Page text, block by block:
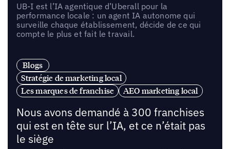
UB-I est l’IA agentique d’Uberall pour la
performance locale : un agent IA autonome qui
surveille chaque établissement, décide de ce qui
compte le plus et fait le travail.
Blogs
Stratégie de marketing local
Les marques de franchise
AEO marketing local
Nous avons demandé à 300 franchises
qui est en tête sur l’IA, et ce n’était pas
le siège